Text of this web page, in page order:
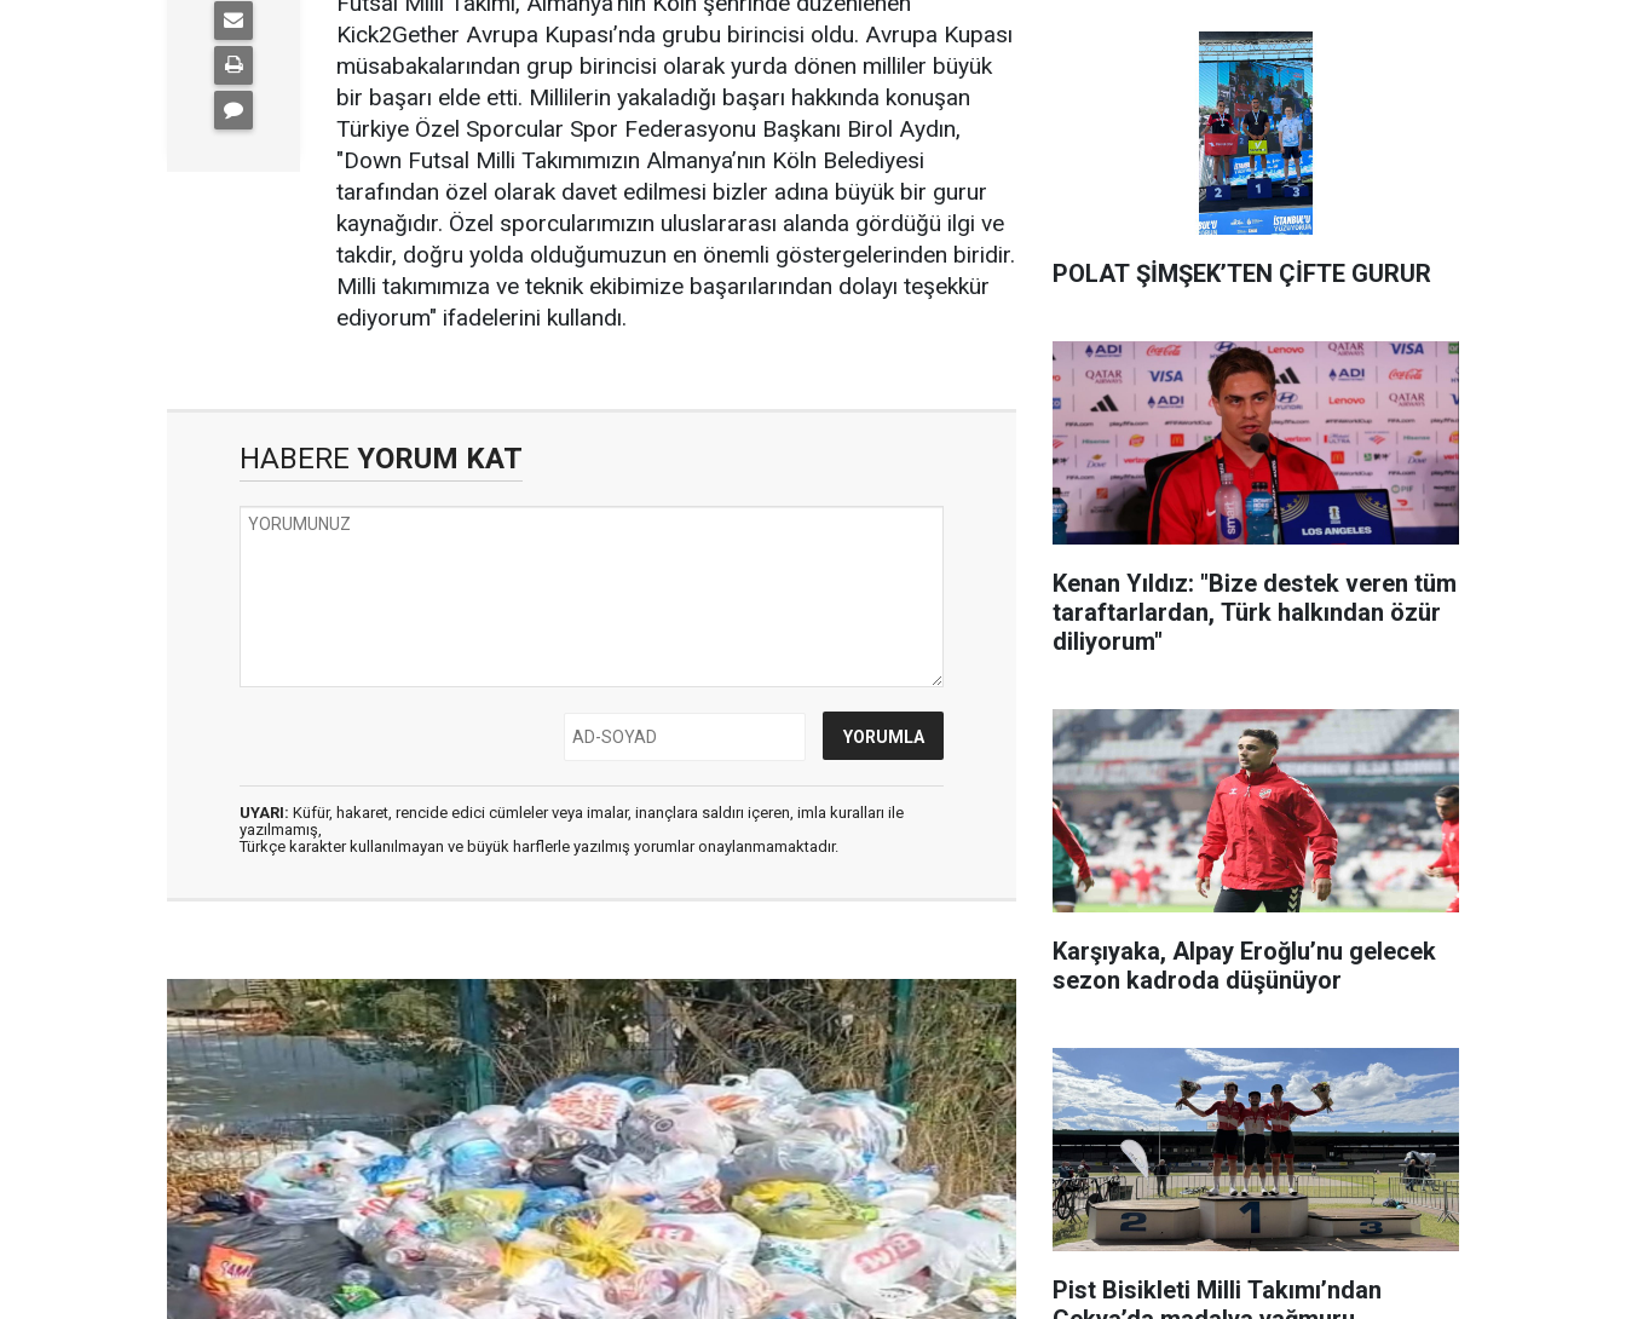
Kick2Gether Avrupa Kupası’nda grubu birincisi oldu. Avrupa Kupası
müsabakalarından grup birincisi olarak yurda dönen milliler büyük
bir başarı elde etti. Millilerin yakaladığı başarı hakkında konuşan
Türkiye Özel Sporcular Spor Federasyonu Başkanı Birol Aydın,
"Down Futsal Milli Takımımızın Almanya’nın Köln Belediyesi
tarafından özel olarak davet edilmesi bizler adına büyük bir gurur
kaynağıdır. Özel sporcularımızın uluslararası alanda gördüğü ilgi ve
takdir, doğru yolda olduğumuzun en önemli göstergelerinden biridir.
Milli takımımıza ve teknik ekibimize başarılarından dolayı teşekkür
ediyorum" ifadelerini kullandı.
HABERE YORUM KAT
UYARI: Küfür, hakaret, rencide edici cümleler veya imalar, inançlara saldırı içeren, imla kuralları ile
yazılmamış,
Türkçe karakter kullanılmayan ve büyük harflerle yazılmış yorumlar onaylanmamaktadır.
POLAT ŞİMŞEK’TEN ÇİFTE GURUR
Kenan Yıldız: "Bize destek veren tüm
taraftarlardan, Türk halkından özür
diliyorum"
Karşıyaka, Alpay Eroğlu’nu gelecek
sezon kadroda düşünüyor
Pist Bisikleti Milli Takımı’ndan